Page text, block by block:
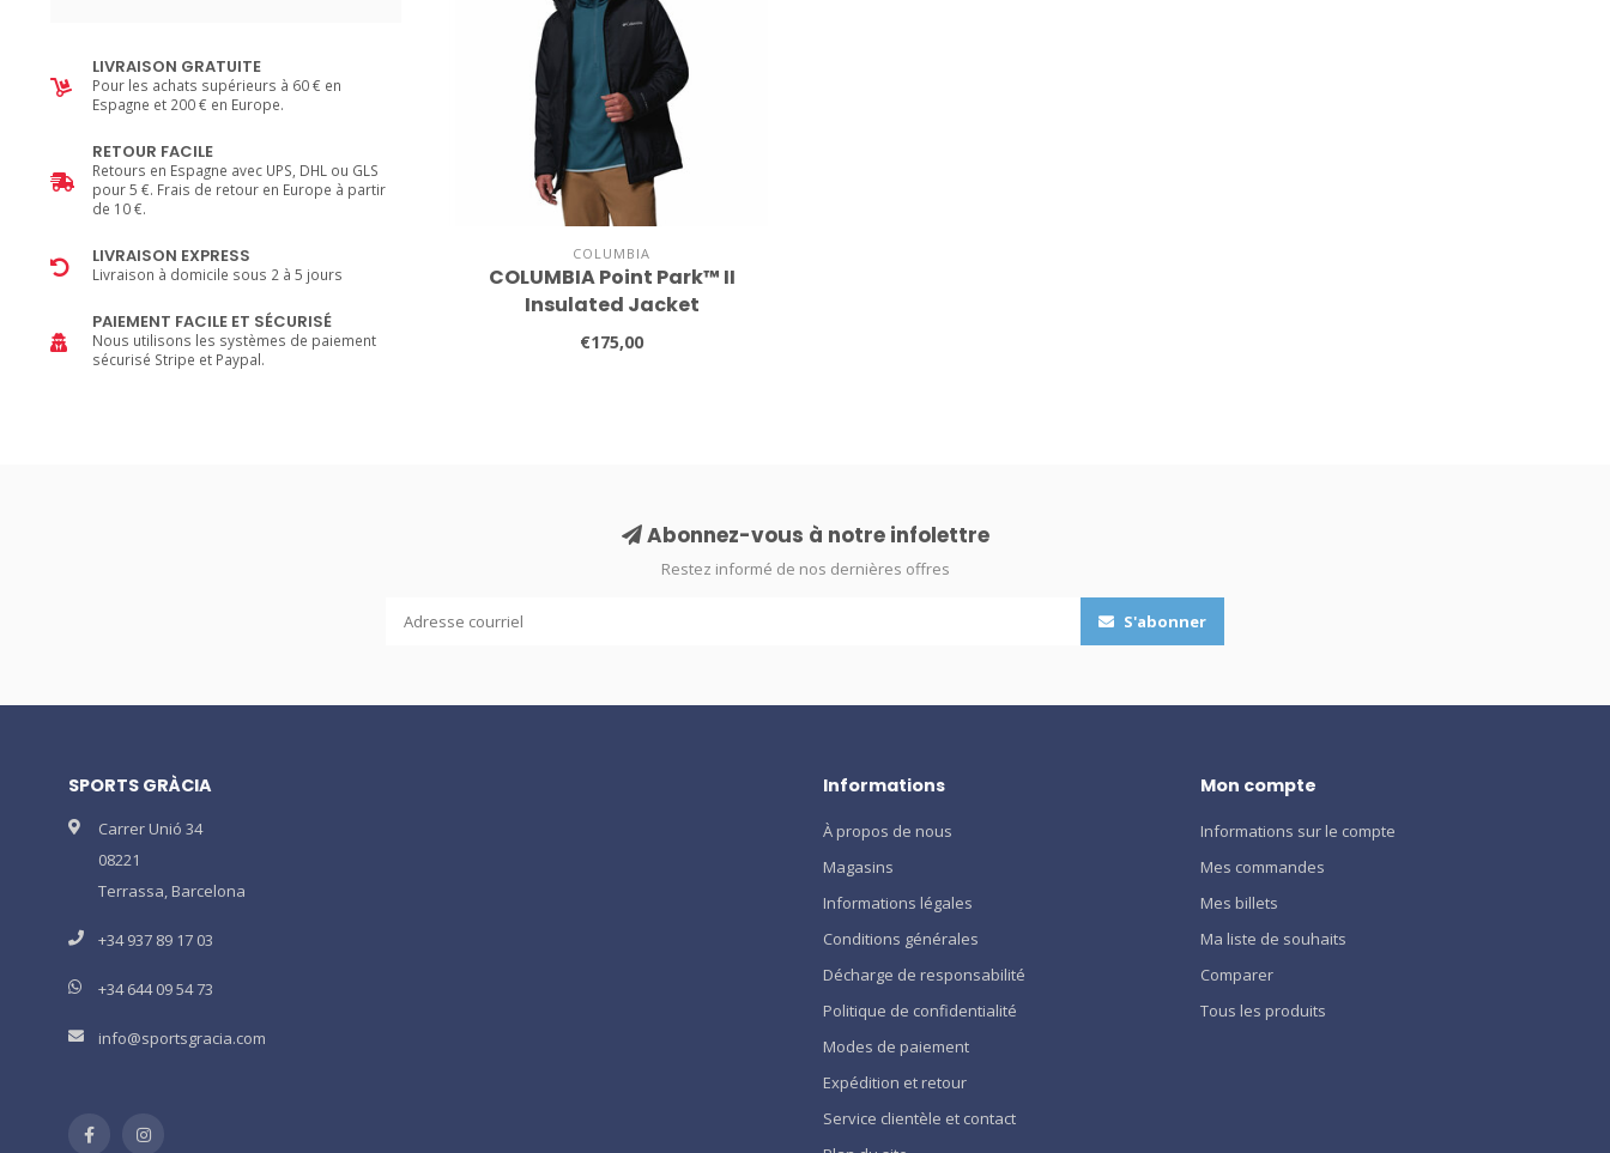
LIVRAISON GRATUITE
Pour les achats supérieurs à 60 € en
Espagne et 200 € en Europe.
RETOUR FACILE
Retours en Espagne avec UPS, DHL ou GLS
pour 5 €. Frais de retour en Europe à partir
de 10 €.
LIVRAISON EXPRESS
Livraison à domicile sous 2 à 5 jours
PAIEMENT FACILE ET SÉCURISÉ
Nous utilisons les systèmes de paiement
sécurisé Stripe et Paypal.
COLUMBIA
COLUMBIA Point Park™ II
Insulated Jacket
€175,00
Abonnez-vous à notre infolettre
Restez informé de nos dernières offres
S'abonner
SPORTS GRÀCIA
Carrer Unió 34
08221
Terrassa, Barcelona
+34 937 89 17 03
+34 644 09 54 73
info@sportsgracia.com
Informations
À propos de nous
Magasins
Informations légales
Conditions générales
Décharge de responsabilité
Politique de confidentialité
Modes de paiement
Expédition et retour
Service clientèle et contact
Mon compte
Informations sur le compte
Mes commandes
Mes billets
Ma liste de souhaits
Comparer
Tous les produits